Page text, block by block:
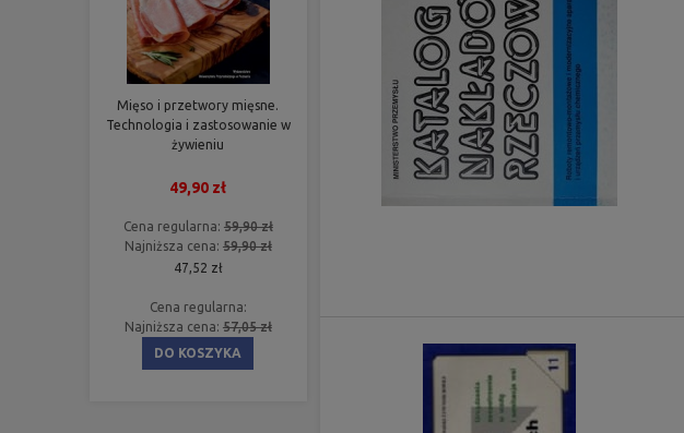
Mięso i przetwory mięsne.
Technologia i zastosowanie w
żywieniu
49,90 zł
Cena regularna: 59,90 zł
Najniższa cena: 59,90 zł
47,52 zł
Cena regularna:
Najniższa cena: 57,05 zł
DO KOSZYKA